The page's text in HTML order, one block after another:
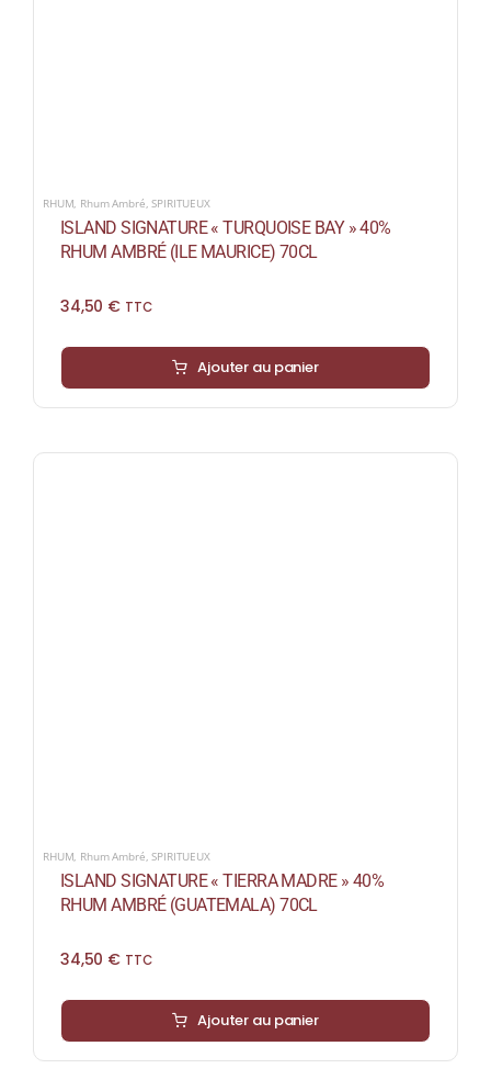
RHUM Rhum Ambré ,SPIRITUEUX
ISLAND SIGNATURE « TURQUOISE BAY » 40%
RHUM AMBRÉ (ILE MAURICE) 70CL
34,50 € TTC
Ajouter au panier
RHUM Rhum Ambré ,SPIRITUEUX
ISLAND SIGNATURE « TIERRA MADRE » 40%
RHUM AMBRÉ (GUATEMALA) 70CL
34,50 € TTC
Ajouter au panier